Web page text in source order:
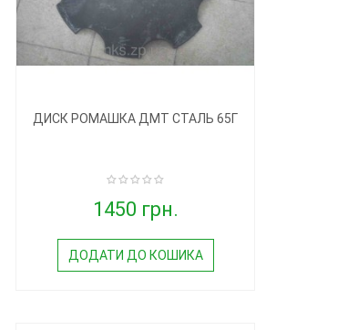
ДИСК РОМАШКА ДМТ СТАЛЬ 65Г
1450 грн.
ДОДАТИ ДО КОШИКА